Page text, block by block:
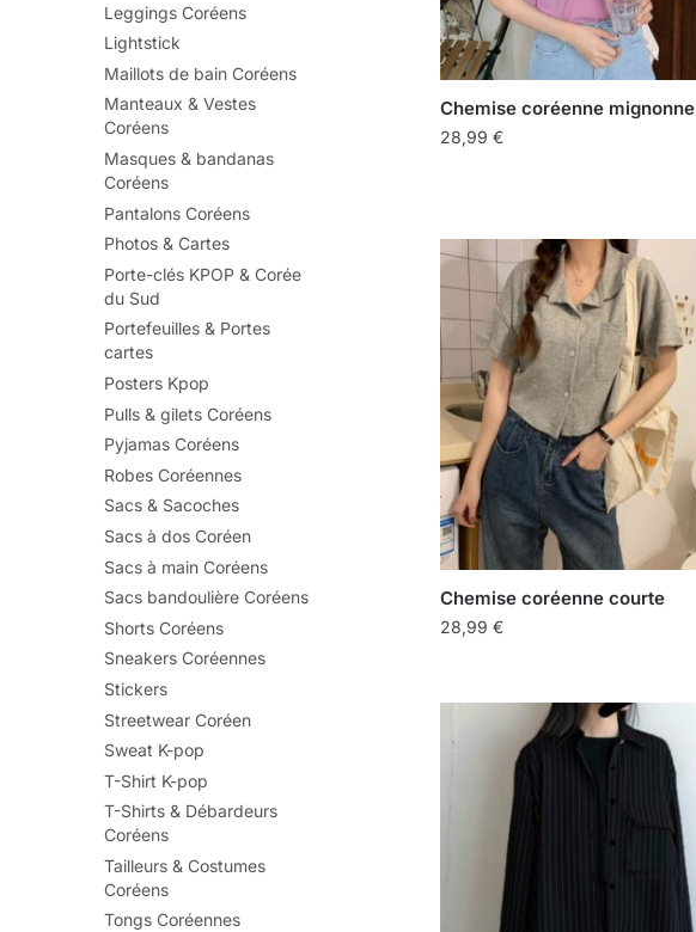
Chemise coréenne mignonne
28,99 €
Chemise coréenne courte
28,99 €
Leggings Coréens
Lightstick
Maillots de bain Coréens
Manteaux & Vestes
Coréens
Masques & bandanas
Coréens
Pantalons Coréens
Photos & Cartes
Porte-clés KPOP & Corée
du Sud
Portefeuilles & Portes
cartes
Posters Kpop
Pulls & gilets Coréens
Pyjamas Coréens
Robes Coréennes
Sacs & Sacoches
Sacs à dos Coréen
Sacs à main Coréens
Sacs bandoulière Coréens
Shorts Coréens
Sneakers Coréennes
Stickers
Streetwear Coréen
Sweat K-pop
T-Shirt K-pop
T-Shirts & Débardeurs
Coréens
Tailleurs & Costumes
Coréens
Tongs Coréennes